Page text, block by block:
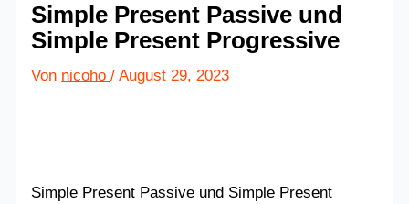
Simple Present Passive und
Simple Present Progressive
Von nicoho/August 29, 2023
Simple Present Passive und Simple Present